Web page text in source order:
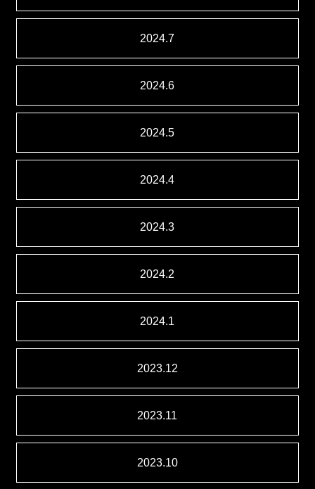
2024.7
2024.6
2024.5
2024.4
2024.3
2024.2
2024.1
2023.12
2023.11
2023.10